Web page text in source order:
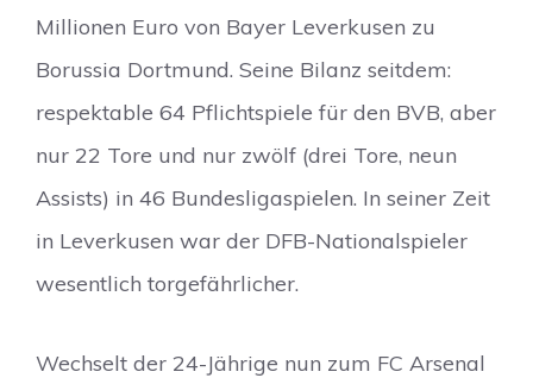
Millionen Euro von Bayer Leverkusen zu
Borussia Dortmund. Seine Bilanz seitdem:
respektable 64 Pflichtspiele für den BVB, aber
nur 22 Tore und nur zwölf (drei Tore, neun
Assists) in 46 Bundesligaspielen. In seiner Zeit
in Leverkusen war der DFB-Nationalspieler
wesentlich torgefährlicher.
Wechselt der 24-Jährige nun zum FC Arsenal